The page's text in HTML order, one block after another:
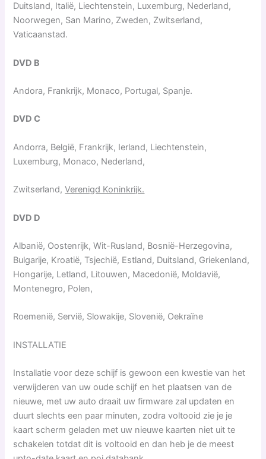
Duitsland, Italië, Liechtenstein, Luxemburg, Nederland,
Noorwegen, San Marino, Zweden, Zwitserland,
Vaticaanstad.
DVD B
Andora, Frankrijk, Monaco, Portugal, Spanje.
DVD C
Andorra, België, Frankrijk, Ierland, Liechtenstein,
Luxemburg, Monaco, Nederland,
Zwitserland,Verenigd Koninkrijk.
DVD D
Albanië, Oostenrijk, Wit-Rusland, Bosnië-Herzegovina,
Bulgarije, Kroatië, Tsjechië, Estland, Duitsland, Griekenland,
Hongarije, Letland, Litouwen, Macedonië, Moldavië,
Montenegro, Polen,
Roemenië, Servië, Slowakije, Slovenië, Oekraïne
INSTALLATIE
Installatie voor deze schijf is gewoon een kwestie van het
verwijderen van uw oude schijf en het plaatsen van de
nieuwe, met uw auto draait uw firmware zal updaten en
duurt slechts een paar minuten, zodra voltooid zie je je
kaart scherm geladen met uw nieuwe kaarten niet uit te
schakelen totdat dit is voltooid en dan heb je de meest